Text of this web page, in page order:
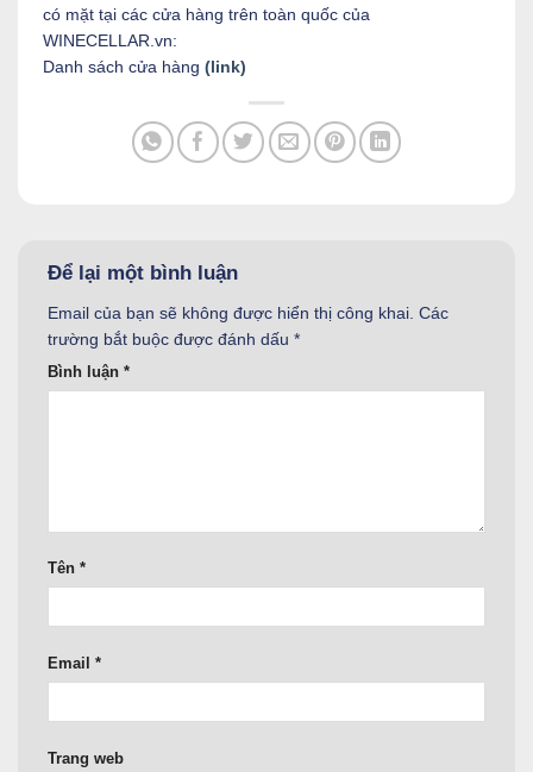
có mặt tại các cửa hàng trên toàn quốc của
WINECELLAR.vn:
Danh sách cửa hàng (link)
Để lại một bình luận
Email của bạn sẽ không được hiển thị công khai. Các
trường bắt buộc được đánh dấu *
Bình luận *
Tên *
Email *
Trang web